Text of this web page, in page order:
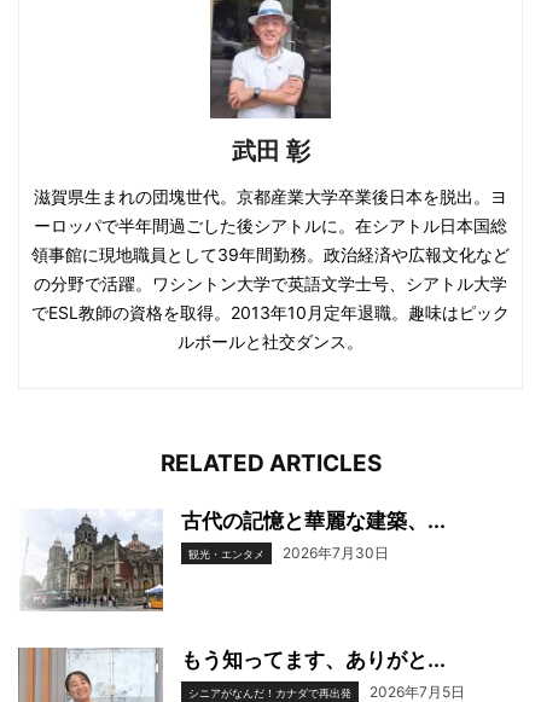
武田 彰
滋賀県生まれの団塊世代。京都産業大学卒業後日本を脱出。ヨ
ーロッパで半年間過ごした後シアトルに。在シアトル日本国総
領事館に現地職員として39年間勤務。政治経済や広報文化など
の分野で活躍。ワシントン大学で英語文学士号、シアトル大学
でESL教師の資格を取得。2013年10月定年退職。趣味はピック
ルボールと社交ダンス。
RELATED ARTICLES
古代の記憶と華麗な建築、...
観光・エンタメ 2026年7月30日
もう知ってます、ありがと...
シニアがなんだ！カナダで再出発 2026年7月5日